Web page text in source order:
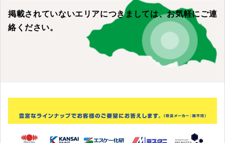
掲載されていないエリアにつきましては、お気軽にご連
絡ください。